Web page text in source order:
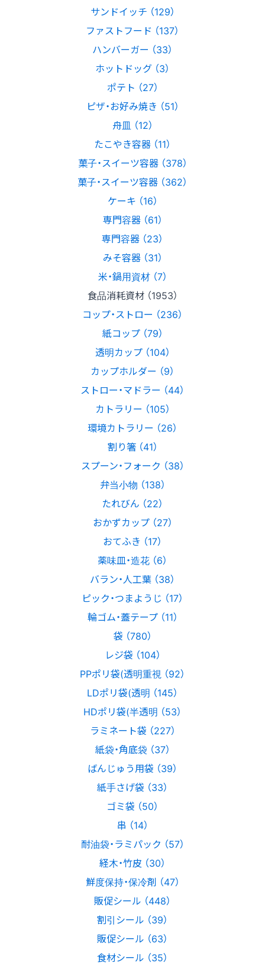
サンドイッチ （129）
ファストフード （137）
ハンバーガー （33）
ホットドッグ （3）
ポテト （27）
ピザ・お好み焼き （51）
舟皿 （12）
たこやき容器 （11）
菓子・スイーツ容器 （378）
菓子・スイーツ容器 （362）
ケーキ （16）
専門容器 （61）
専門容器 （23）
みそ容器 （31）
米・鍋用資材 （7）
食品消耗資材 （1953）
コップ・ストロー （236）
紙コップ （79）
透明カップ （104）
カップホルダー （9）
ストロー・マドラー （44）
カトラリー （105）
環境カトラリー （26）
割り箸 （41）
スプーン・フォーク （38）
弁当小物 （138）
たれびん （22）
おかずカップ （27）
おてふき （17）
薬味皿・造花 （6）
バラン・人工葉 （38）
ピック・つまようじ （17）
輪ゴム・蓋テープ （11）
袋 （780）
レジ袋 （104）
PPポリ袋(透明重視 （92）
LDポリ袋(透明 （145）
HDポリ袋(半透明 （53）
ラミネート袋 （227）
紙袋・角底袋 （37）
ばんじゅう用袋 （39）
紙手さげ袋 （33）
ゴミ袋 （50）
串 （14）
耐油袋・ラミパック （57）
経木・竹皮 （30）
鮮度保持・保冷剤 （47）
販促シール （448）
割引シール （39）
販促シール （63）
食材シール （35）